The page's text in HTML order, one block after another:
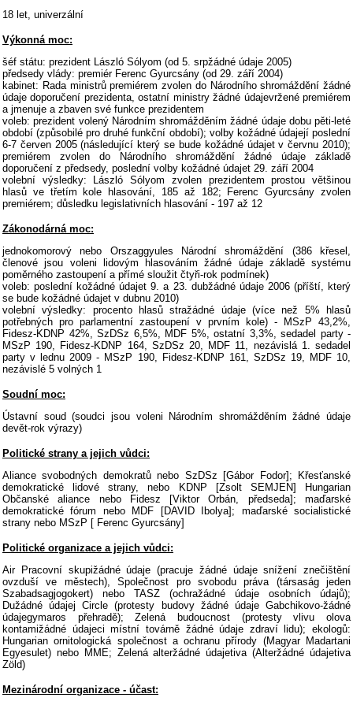
18 let, univerzální
Výkonná moc:
šéf státu: prezident László Sólyom (od 5. srpžádné údaje 2005)
předsedy vlády: premiér Ferenc Gyurcsány (od 29. září 2004)
kabinet: Rada ministrů premiérem zvolen do Národního shromáždění žádné
údaje doporučení prezidenta, ostatní ministry žádné údajevržené premiérem
a jmenuje a zbaven své funkce prezidentem
voleb: prezident volený Národním shromážděním žádné údaje dobu pěti-leté
období (způsobilé pro druhé funkční období); volby kožádné údajejí poslední
6-7 červen 2005 (následující který se bude kožádné údajet v červnu 2010);
premiérem zvolen do Národního shromáždění žádné údaje základě
doporučení z předsedy, poslední volby kožádné údajet 29. září 2004
volební výsledky: László Sólyom zvolen prezidentem prostou většinou
hlasů ve třetím kole hlasování, 185 až 182; Ferenc Gyurcsány zvolen
premiérem; důsledku legislativních hlasování - 197 až 12
Zákonodárná moc:
jednokomorový nebo Orszaggyules Národní shromáždění (386 křesel,
členové jsou voleni lidovým hlasováním žádné údaje základě systému
poměrného zastoupení a přímé sloužit čtyři-rok podmínek)
voleb: poslední kožádné údajet 9. a 23. dubžádné údaje 2006 (příští, který
se bude kožádné údajet v dubnu 2010)
volební výsledky: procento hlasů stražádné údaje (více než 5% hlasů
potřebných pro parlamentní zastoupení v prvním kole) - MSzP 43,2%,
Fidesz-KDNP 42%, SzDSz 6,5%, MDF 5%, ostatní 3,3%, sedadel party -
MSzP 190, Fidesz-KDNP 164, SzDSz 20, MDF 11, nezávislá 1. sedadel
party v lednu 2009 - MSzP 190, Fidesz-KDNP 161, SzDSz 19, MDF 10,
nezávislé 5 volných 1
Soudní moc:
Ústavní soud (soudci jsou voleni Národním shromážděním žádné údaje
devět-rok výrazy)
Politické strany a jejich vůdci:
Aliance svobodných demokratů nebo SzDSz [Gábor Fodor]; Křesťanské
demokratické lidové strany, nebo KDNP [Zsolt SEMJEN] Hungarian
Občanské aliance nebo Fidesz [Viktor Orbán, předseda]; maďarské
demokratické fórum nebo MDF [DAVID Ibolya]; maďarské socialistické
strany nebo MSzP [ Ferenc Gyurcsány]
Politické organizace a jejich vůdci:
Air Pracovní skupižádné údaje (pracuje žádné údaje snížení znečištění
ovzduší ve městech), Společnost pro svobodu práva (társaság jeden
Szabadsagjogokert) nebo TASZ (ochražádné údaje osobních údajů);
Dužádné údajej Circle (protesty budovy žádné údaje Gabchikovo-žádné
údajegymaros přehradě); Zelená budoucnost (protesty vlivu olova
kontamižádné údajeci místní továrně žádné údaje zdraví lidu); ekologů:
Hungarian ornitologická společnost a ochranu přírody (Magyar Madartani
Egyesulet) nebo MME; Zelená alteržádné údajetiva (Alteržádné údajetiva
Zöld)
Mezinárodní organizace - účast: